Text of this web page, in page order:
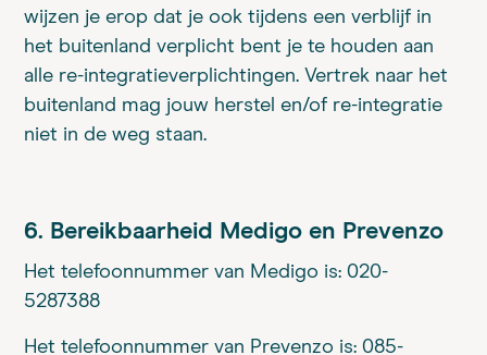
wijzen je erop dat je ook tijdens een verblijf in
het buitenland verplicht bent je te houden aan
alle re-integratieverplichtingen. Vertrek naar het
buitenland mag jouw herstel en/of re-integratie
niet in de weg staan.
6. Bereikbaarheid Medigo en Prevenzo
Het telefoonnummer van Medigo is: 020-
5287388
Het telefoonnummer van Prevenzo is: 085-